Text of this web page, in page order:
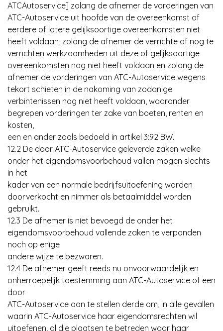
ATCAutoservice] zolang de afnemer de vorderingen van
ATC-Autoservice uit hoofde van de overeenkomst of
eerdere of latere gelijksoortige overeenkomsten niet
heeft voldaan, zolang de afnemer de verrichte of nog te
verrichten werkzaamheden uit deze of gelijksoortige
overeenkomsten nog niet heeft voldaan en zolang de
afnemer de vorderingen van ATC-Autoservice wegens
tekort schieten in de nakoming van zodanige
verbintenissen nog niet heeft voldaan, waaronder
begrepen vorderingen ter zake van boeten, renten en
kosten,
een en ander zoals bedoeld in artikel 3:92 BW.
12.2 De door ATC-Autoservice geleverde zaken welke
onder het eigendomsvoorbehoud vallen mogen slechts
in het
kader van een normale bedrijfsuitoefening worden
doorverkocht en nimmer als betaalmiddel worden
gebruikt.
12.3 De afnemer is niet bevoegd de onder het
eigendomsvoorbehoud vallende zaken te verpanden
noch op enige
andere wijze te bezwaren.
12.4 De afnemer geeft reeds nu onvoorwaardelijk en
onherroepelijk toestemming aan ATC-Autoservice of een
door
ATC-Autoservice aan te stellen derde om, in alle gevallen
waarin ATC-Autoservice haar eigendomsrechten wil
uitoefenen, al die plaatsen te betreden waar haar